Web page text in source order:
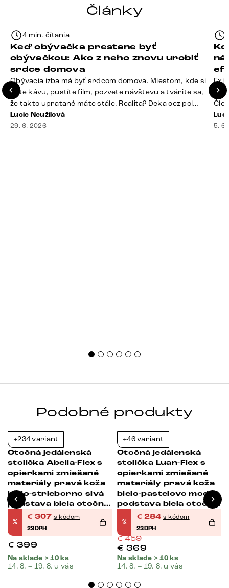
Články
4 min. čítania
Keď obývačka prestane byť
obývačkou: Ako z neho znovu urobiť
srdce domova
Obývacia izba má byť srdcom domova. Miestom, kde si
dáte kávu, pustíte film, pozvete návštevu a tvárite sa,
že takto upratané máte stále. Realita? Deka cez pol
sedačky, ovládač záhadne zmizol, konferenčný stolík
slúži ako odkladisko všetkého od účteniek po balzam
Lucie Neužilová
29. 6. 2026
si
5.
Podobné produkty
+234 variant
Otočná jedálenská
stolička Abelia-Flex s
opierkami zmiešané
materiály pravá koža
bielo-strieborno sivá
podstava biela otočná
360° s hojdacou
funkciou
%
€ 307 s kódom
23DPH
€ 399
Na sklade > 10 ks
14. 8. – 19. 8. u vás
+46 variant
Otočná jedálenská
stolička Luan-Flex s
opierkami zmiešané
materiály pravá koža
bielo-pastelovo modrá
podstava biela otočná
o 360° s hojdacou
funkciou
%
€ 284 s kódom
23DPH
€459
€ 369
Na sklade > 10 ks
14. 8. – 19. 8. u vás